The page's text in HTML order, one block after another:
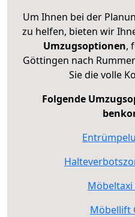
Um Ihnen bei der
zu helfen, bieten wir
Umzugsoptionen,
Göttingen nach
Sie die volle
Folgende
Möbellift